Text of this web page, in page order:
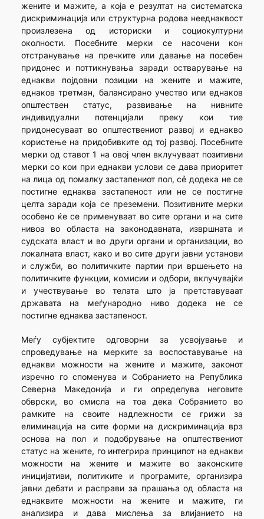
жените и мажите, а која е резултат на систематска
дискриминација или структурна родова нееднаквост
произлезена од историски и социокултурни
околности. Посебните мерки се насочени кон
отстранување на пречките или давање на посебен
придонес и поттикнувања заради остварување на
еднакви појдовни позиции на жените и мажите,
еднаков третман, балансирано учество или еднаков
општествен статус, развивање на нивните
индивидуални потенцијали преку кои тие
придонесуваат во општествениот развој и еднакво
користење на придобивките од тој развој. Посебните
мерки од ставот 1 на овој член вклучуваат позитивни
мерки со кои при еднакви услови се дава приоритет
на лица од помалку застапениот пол, сẻ додека не се
постигне еднаква застапеност или не се постигне
целта заради која се преземени. Позитивните мерки
особено ќе се применуваат во сите органи и на сите
нивоа во областа на законодавната, извршната и
судската власт и во други органи и организации, во
локалната власт, како и во сите други јавни установи
и служби, во политичките партии при вршењето на
политичките функции, комисии и одбори, вклучувајќи
и учествување во телата што ја претставуваат
државата на меѓународно ниво додека не се
постигне еднаква застапеност.
Меѓу субјектите одговорни за усвојување и
спроведување на мерките за воспоставување на
еднакви можности на жените и мажите, законот
изречно го споменува и Собранието на Република
Северна Македонија и ги определува неговите
обврски, во смисла на тоа дека Собранието во
рамките на своите надлежности се грижи за
елиминација на сите форми на дискриминација врз
основа на пол и подобрување на општествениот
статус на жените, го интегрира принципот на еднакви
можности на жените и мажите во законските
иницијативи, политиките и програмите, организира
јавни дебати и расправи за прашања од областа на
еднаквите можности на жените и мажите, ги
анализира и дава мислења за влијанието на